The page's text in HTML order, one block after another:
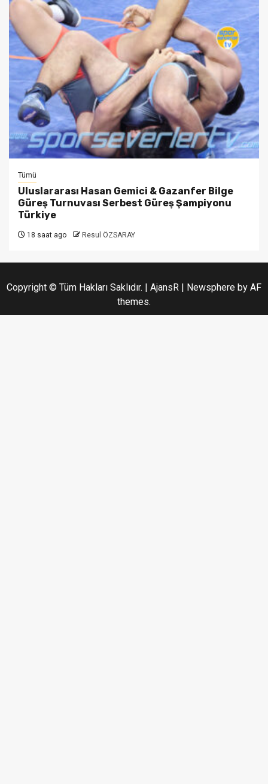
Tümü
Uluslararası Hasan Gemici & Gazanfer Bilge
Güreş Turnuvası Serbest Güreş Şampiyonu
Türkiye
18 saat ago Resul ÖZSARAY
Copyright © Tüm Hakları Saklıdır. | AjansR | Newsphere by AF
themes.